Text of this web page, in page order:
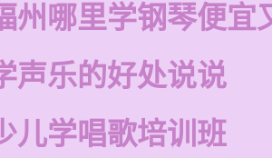
州哪里学钢琴便宜
声乐的好处说说
儿学唱歌培训班